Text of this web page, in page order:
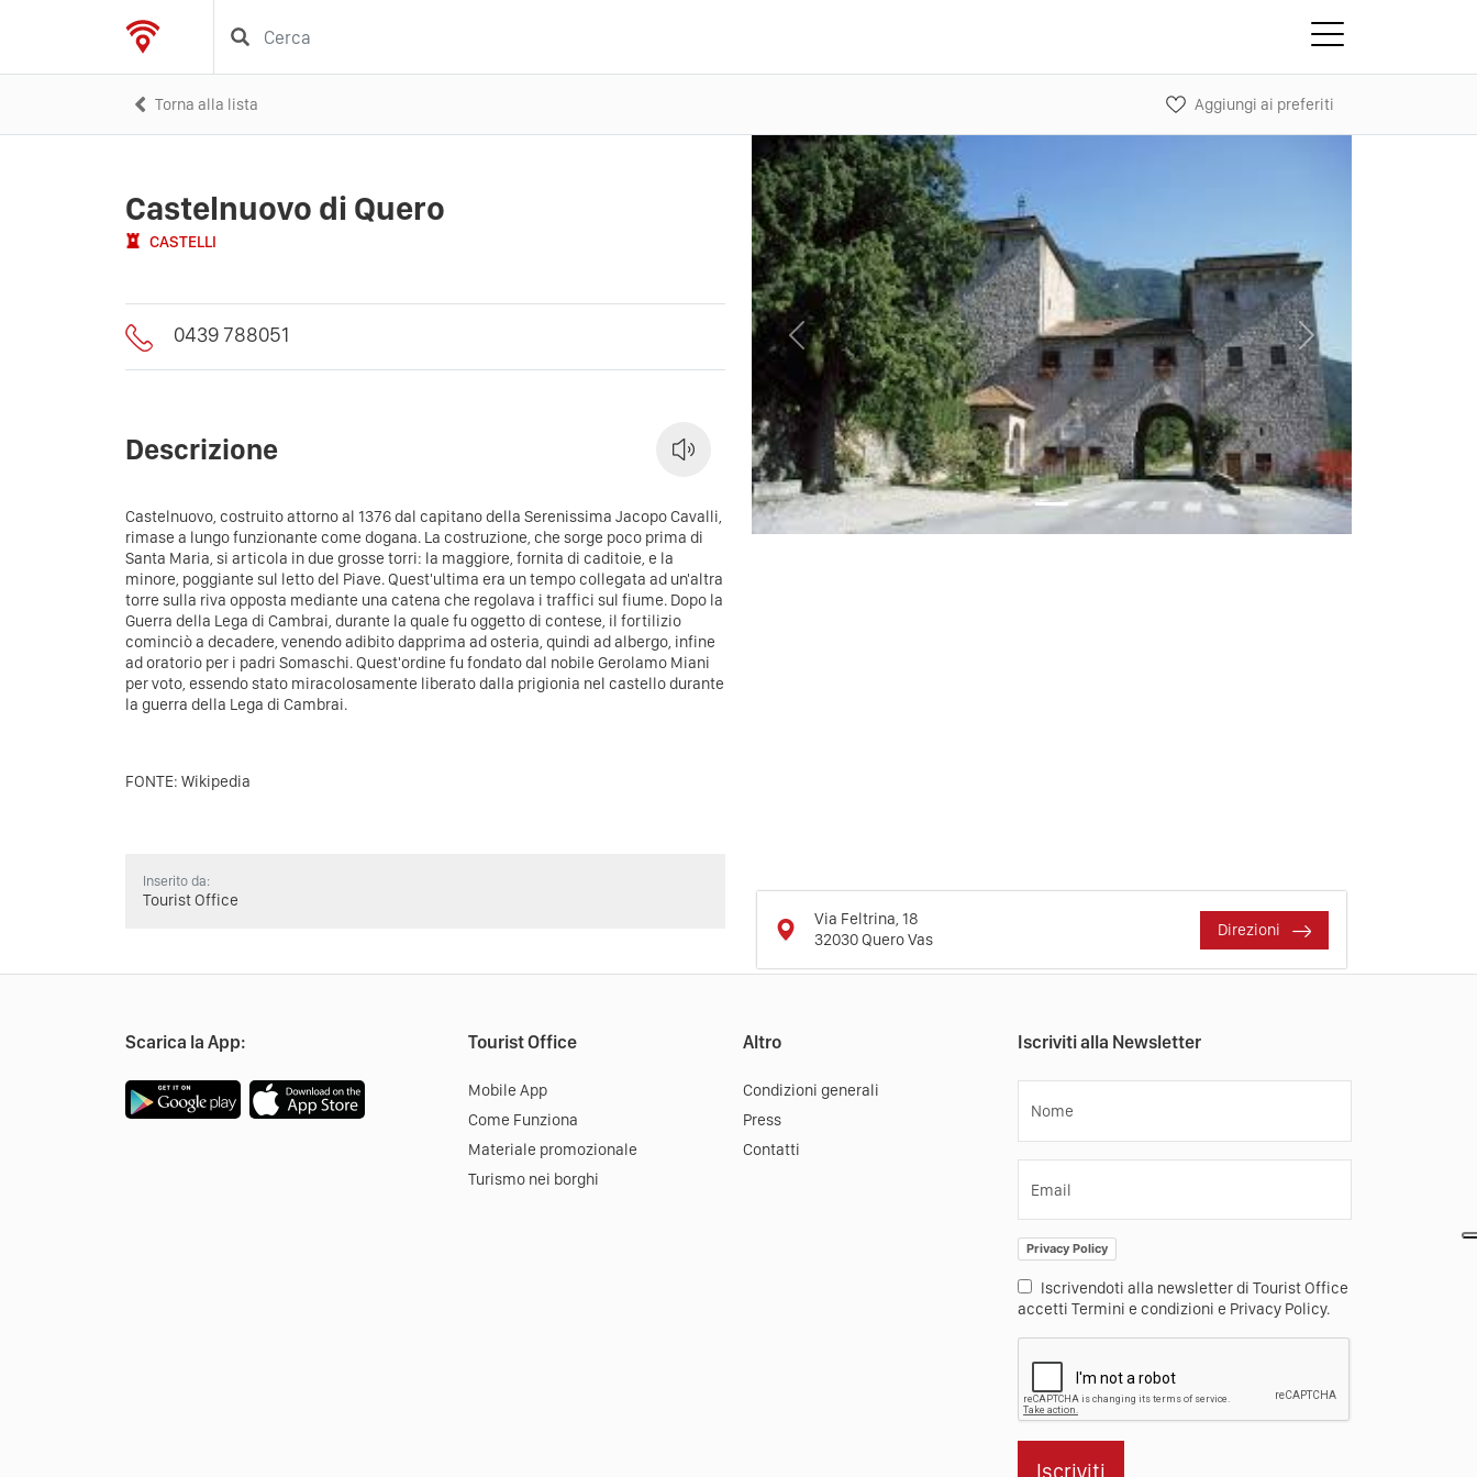
Torna alla lista Aggiungi ai preferiti
Castelnuovo di Quero
CASTELLI
0439 788051
Descrizione
Castelnuovo, costruito attorno al 1376 dal capitano della Serenissima Jacopo Cavalli,
rimase a lungo funzionante come dogana. La costruzione, che sorge poco prima di
Santa Maria, si articola in due grosse torri: la maggiore, fornita di caditoie, e la
minore, poggiante sul letto del Piave. Quest'ultima era un tempo collegata ad un'altra
torre sulla riva opposta mediante una catena che regolava i traffici sul fiume. Dopo la
Guerra della Lega di Cambrai, durante la quale fu oggetto di contese, il fortilizio
cominciò a decadere, venendo adibito dapprima ad osteria, quindi ad albergo, infine
ad oratorio per i padri Somaschi. Quest'ordine fu fondato dal nobile Gerolamo Miani
per voto, essendo stato miracolosamente liberato dalla prigionia nel castello durante
la guerra della Lega di Cambrai.
FONTE: Wikipedia
Inserito da:
Tourist Office
Previous Next
Via Feltrina, 18
32030Quero Vas
Direzioni
Scarica la App: Tourist Office
Mobile App
Come Funziona
Materiale promozionale
Turismo nei borghi
Altro
Condizioni generali
Press
Contatti
Iscriviti alla Newsletter
Nome
Email
Privacy Policy
Iscrivendoti alla newsletter di Tourist Office
accetti Termini e condizioni e Privacy Policy.